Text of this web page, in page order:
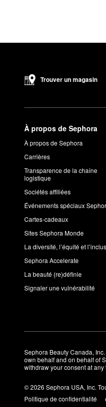
Trouver un magasin
À propos de Sephora
À propos de Sephora
Carrières
Transparence de la chaîne
logistique
Sociétés affiliées
Événements spéciaux
Cartes-cadeaux
Sites Sephora Monde
La diversité, l’équité et
Sephora Accelerate
La beauté (re)définie
Signaler une vulnérabilité
Sephora Beauty Canada,
own behalf and on behalf of
withdraw your consent at any
© 2026 Sephora USA, Inc.
Politique de confidentialité